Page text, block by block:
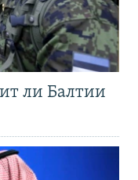
ли Балтии